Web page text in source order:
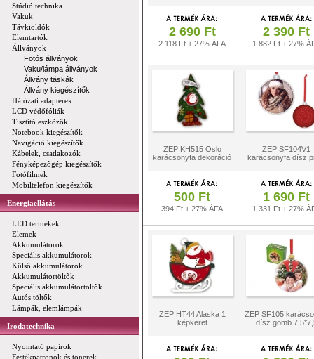
Stúdió technika
Vakuk
Távkioldók
Elemtartók
Állványok
Fotós állványok
Vaku/lámpa állványok
Állvány táskák
Állvány kiegészítők
Hálózati adapterek
LCD védőfóliák
Tisztító eszközök
Notebook kiegészítők
Navigáció kiegészítők
Kábelek, csatlakozók
Fényképezőgép kiegészítők
Fotófilmek
Mobiltelefon kiegészítők
Energiaellátás
LED termékek
Elemek
Akkumulátorok
Speciális akkumulátorok
Külső akkumulátorok
Akkumulátortöltők
Speciális akkumulátortöltők
Autós töltők
Lámpák, elemlámpák
Irodatechnika
Nyomtató papírok
Festékpatronok és tonerek
2 690 Ft
2 118 Ft + 27% ÁFA
2 390 Ft
1 882 Ft + 27%
ZEP KH515 Oslo
karácsonyfa dekoráció
ZEP SF104V1
karácsonyfa dísz
500 Ft
394 Ft + 27% ÁFA
1 690 Ft
1 331 Ft + 27%
ZEP HT44 Alaska 1
képkeret
ZEP SF105
dísz gömb